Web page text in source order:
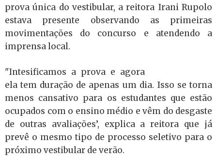
prova única do vestibular, a reitora Irani Rupolo
estava presente observando as primeiras
movimentações do concurso e atendendo a
imprensa local.
"Intesificamos a prova e agora
ela tem duração de apenas um dia. Isso se torna
menos cansativo para os estudantes que estão
ocupados com o ensino médio e vêm do desgaste
de outras avaliações’, explica a reitora que já
prevê o mesmo tipo de processo seletivo para o
próximo vestibular de verão.